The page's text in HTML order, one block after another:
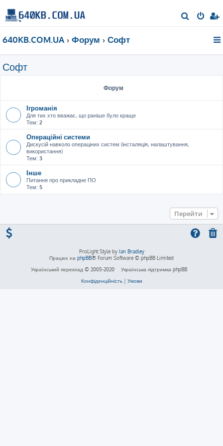
о
640KB.COM.UA Форум Софт
Софт
Форум
Ігроманія
Для тих хто вважає, що раніше було краще
Тем: 2
Операційні системи
Дискусій навколо операціних систем (інсталяція, налаштування,
використання)
Тем: 3
Інше
Питання про прикладне ПО
Тем: 5
Перейти
ProLight Style by Ian Bradley
Працює на phpBB® Forum Software © phpBB Limited
Український переклад © 2005-2020
Українська підтримка phpBB
Конфіденційність| Умови